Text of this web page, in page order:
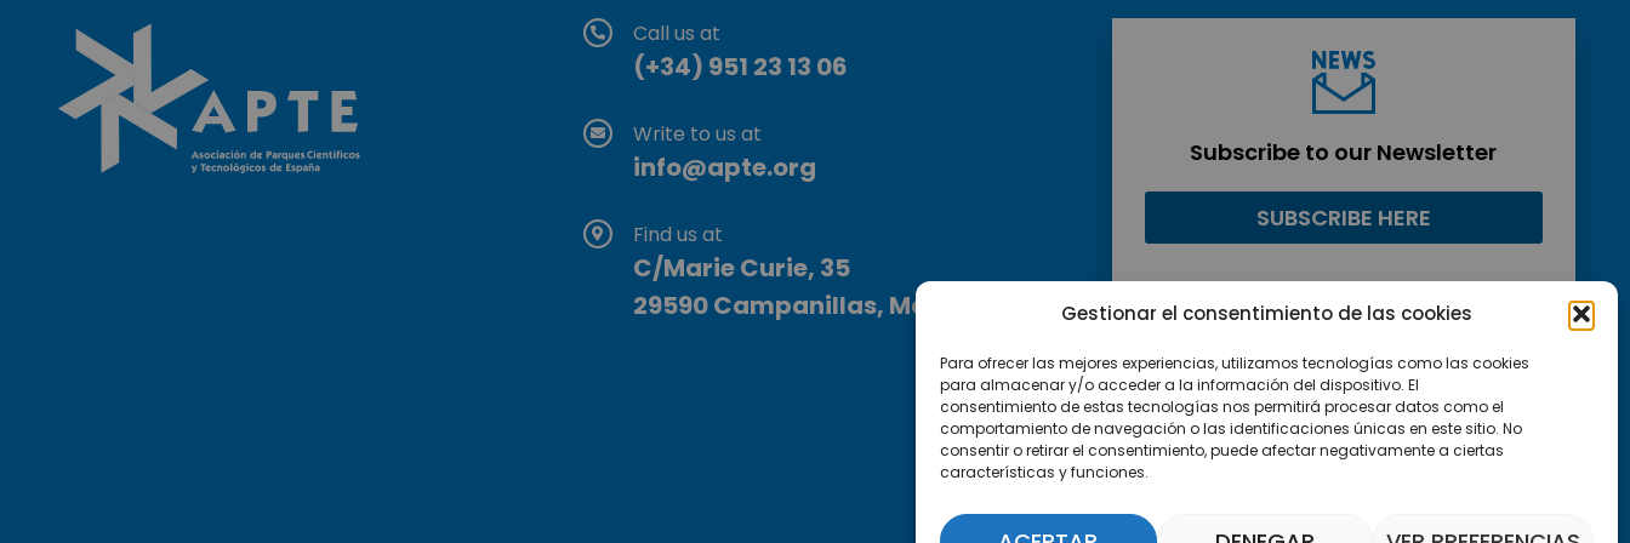
Gestionar el consentimiento de las cookies
Para ofrecer las mejores experiencias, utilizamos tecnologías como las cookies
para almacenar y/o acceder a la información del dispositivo. El
consentimiento de estas tecnologías nos permitirá procesar datos como el
comportamiento de navegación o las identificaciones únicas en este sitio. No
consentir o retirar el consentimiento, puede afectar negativamente a ciertas
características y funciones.
Call us at
(+34) 951 23 13 06
Write to us at
info@apte.org
Find us at
C/Marie Curie, 35
29590 Campanillas, Málaga
Subscribe to our Newsletter
SUBSCRIBE HERE